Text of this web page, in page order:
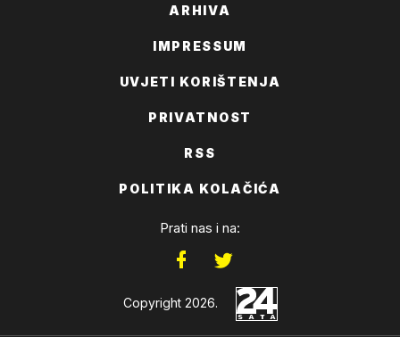
ARHIVA
IMPRESSUM
UVJETI KORIŠTENJA
PRIVATNOST
RSS
POLITIKA KOLAČIĆA
Prati nas i na:
Copyright 2026.